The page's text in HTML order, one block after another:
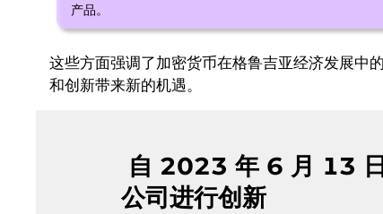
产品。
这些方面强调了加密货币在格鲁吉亚经济发展中
和创新带来新的机遇。
自 2023 年 6 月 13
公司进行创新